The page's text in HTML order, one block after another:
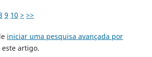
9 10 > >>
iniciar uma pesquisa avançada por
artigo.